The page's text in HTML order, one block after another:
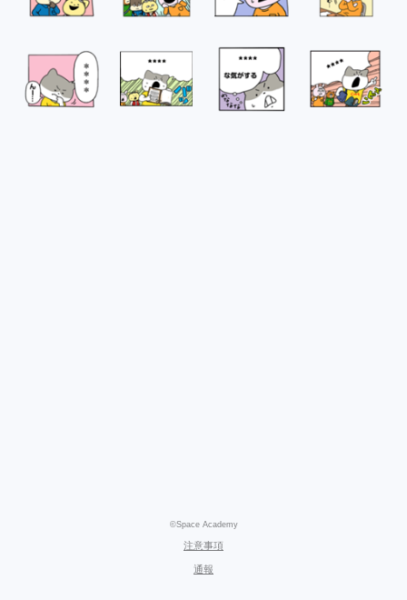
©Space Academy
注意事項
通報